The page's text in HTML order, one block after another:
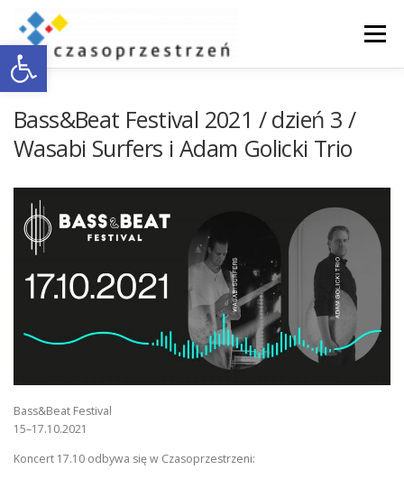
Otwórz pasek narzędzi
Przejdź
treści
Menu
KONTAKT
Bass&Beat Festival 2021 / dzień 3 /
Wasabi Surfers i Adam Golicki Trio
Bass&Beat Festival
15–17.10.2021
Koncert 17.10 odbywa się w Czasoprzestrzeni: